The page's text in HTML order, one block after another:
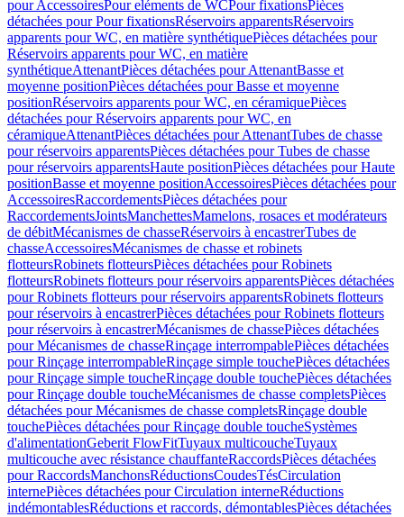
pour AccessoiresPour eléments de WCPour fixationsPièces
détachées pour Pour fixationsRéservoirs apparentsRéservoirs
apparents pour WC, en matière synthétiquePièces détachées pour
Réservoirs apparents pour WC, en matière
synthétiqueAttenantPièces détachées pour AttenantBasse et
moyenne positionPièces détachées pour Basse et moyenne
positionRéservoirs apparents pour WC, en céramiquePièces
détachées pour Réservoirs apparents pour WC, en
céramiqueAttenantPièces détachées pour AttenantTubes de chasse
pour réservoirs apparentsPièces détachées pour Tubes de chasse
pour réservoirs apparentsHaute positionPièces détachées pour Haute
positionBasse et moyenne positionAccessoiresPièces détachées pour
AccessoiresRaccordementsPièces détachées pour
RaccordementsJointsManchettesMamelons, rosaces et modérateurs
de débitMécanismes de chasseRéservoirs à encastrerTubes de
chasseAccessoiresMécanismes de chasse et robinets
flotteursRobinets flotteursPièces détachées pour Robinets
flotteursRobinets flotteurs pour réservoirs apparentsPièces détachées
pour Robinets flotteurs pour réservoirs apparentsRobinets flotteurs
pour réservoirs à encastrerPièces détachées pour Robinets flotteurs
pour réservoirs à encastrerMécanismes de chassePièces détachées
pour Mécanismes de chasseRinçage interrompablePièces détachées
pour Rinçage interrompableRinçage simple touchePièces détachées
pour Rinçage simple toucheRinçage double touchePièces détachées
pour Rinçage double toucheMécanismes de chasse completsPièces
détachées pour Mécanismes de chasse completsRinçage double
touchePièces détachées pour Rinçage double toucheSystèmes
d'alimentationGeberit FlowFitTuyaux multicoucheTuyaux
multicouche avec résistance chauffanteRaccordsPièces détachées
pour RaccordsManchonsRéductionsCoudesTésCirculation
internePièces détachées pour Circulation interneRéductions
indémontablesRéductions et raccords, démontablesPièces détachées